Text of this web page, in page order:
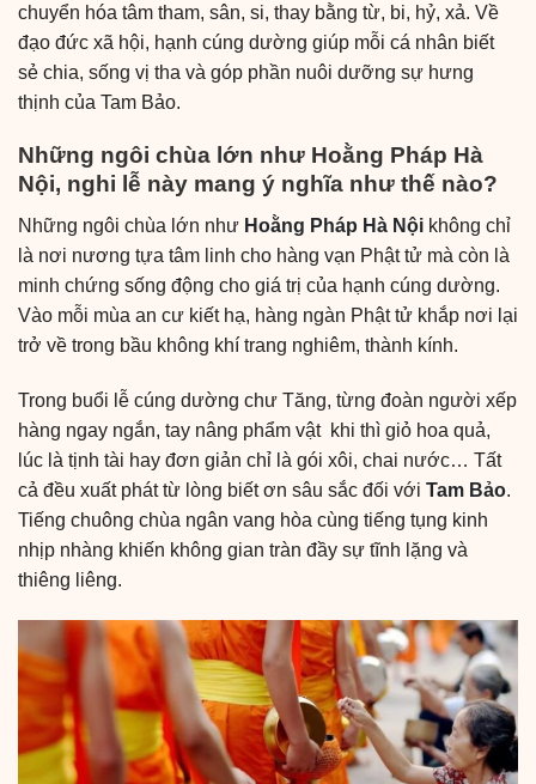
chuyển hóa tâm tham, sân, si, thay bằng từ, bi, hỷ, xả. Về
đạo đức xã hội, hạnh cúng dường giúp mỗi cá nhân biết
sẻ chia, sống vị tha và góp phần nuôi dưỡng sự hưng
thịnh của Tam Bảo.
Những ngôi chùa lớn như Hoằng Pháp Hà
Nội, nghi lễ này mang ý nghĩa như thế nào?
Những ngôi chùa lớn như Hoằng Pháp Hà Nội không chỉ
là nơi nương tựa tâm linh cho hàng vạn Phật tử mà còn là
minh chứng sống động cho giá trị của hạnh cúng dường.
Vào mỗi mùa an cư kiết hạ, hàng ngàn Phật tử khắp nơi lại
trở về trong bầu không khí trang nghiêm, thành kính.
Trong buổi lễ cúng dường chư Tăng, từng đoàn người xếp
hàng ngay ngắn, tay nâng phẩm vật khi thì giỏ hoa quả,
lúc là tịnh tài hay đơn giản chỉ là gói xôi, chai nước… Tất
cả đều xuất phát từ lòng biết ơn sâu sắc đối với Tam Bảo.
Tiếng chuông chùa ngân vang hòa cùng tiếng tụng kinh
nhịp nhàng khiến không gian tràn đầy sự tĩnh lặng và
thiêng liêng.